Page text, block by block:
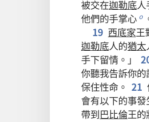
被交在迦勒底人
他們的手掌心 o
19 西底家王
迦勒底人的猶太
手下留情 。」
你聽我告訴你的
保住性命 。 21
會有以下的事發
帶到巴比倫王的